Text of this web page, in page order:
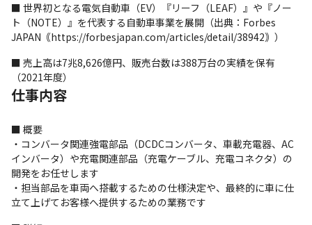
■ 世界初となる電気自動車（EV）『リーフ（LEAF）』や『ノー
ト（NOTE）』を代表する自動車事業を展開（出典：Forbes
JAPAN｟https://forbesjapan.com/articles/detail/38942｠）
■ 売上高は7兆8,626億円、販売台数は388万台の実績を保有
（2021年度）
仕事内容
■ 概要
・コンバータ関連強電部品（DCDCコンバータ、車載充電器、AC
インバータ）や充電関連部品（充電ケーブル、充電コネクタ）の
開発をお任せします
・担当部品を車両へ搭載するための仕様決定や、最終的に車に仕
立て上げてお客様へ提供するための業務です